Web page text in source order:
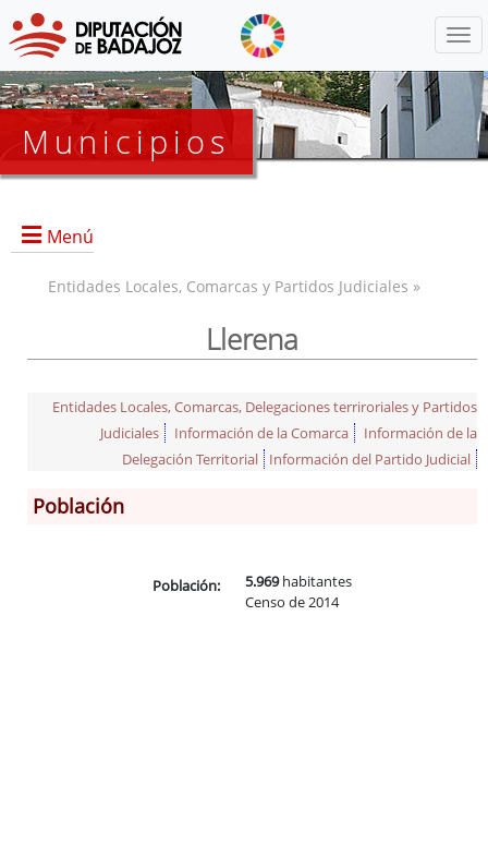
Municipios
Menú
Entidades Locales, Comarcas y Partidos Judiciales »
Llerena
Entidades Locales, Comarcas, Delegaciones terriroriales y Partidos
Judiciales
Información de la Comarca
Información de la
Delegación Territorial
Información del Partido Judicial
Población
Población: 5.969habitantes
Censo de 2014